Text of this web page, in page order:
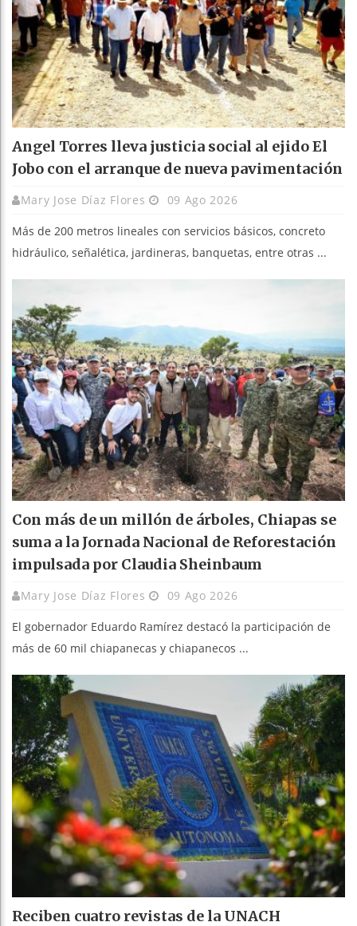
Angel Torres lleva justicia social al ejido El
Jobo con el arranque de nueva pavimentación
Mary Jose Díaz Flores 09 Ago 2026
Más de 200 metros lineales con servicios básicos, concreto
hidráulico, señalética, jardineras, banquetas, entre otras ...
Con más de un millón de árboles, Chiapas se
suma a la Jornada Nacional de Reforestación
impulsada por Claudia Sheinbaum
Mary Jose Díaz Flores 09 Ago 2026
El gobernador Eduardo Ramírez destacó la participación de
más de 60 mil chiapanecas y chiapanecos ...
Reciben cuatro revistas de la UNACH